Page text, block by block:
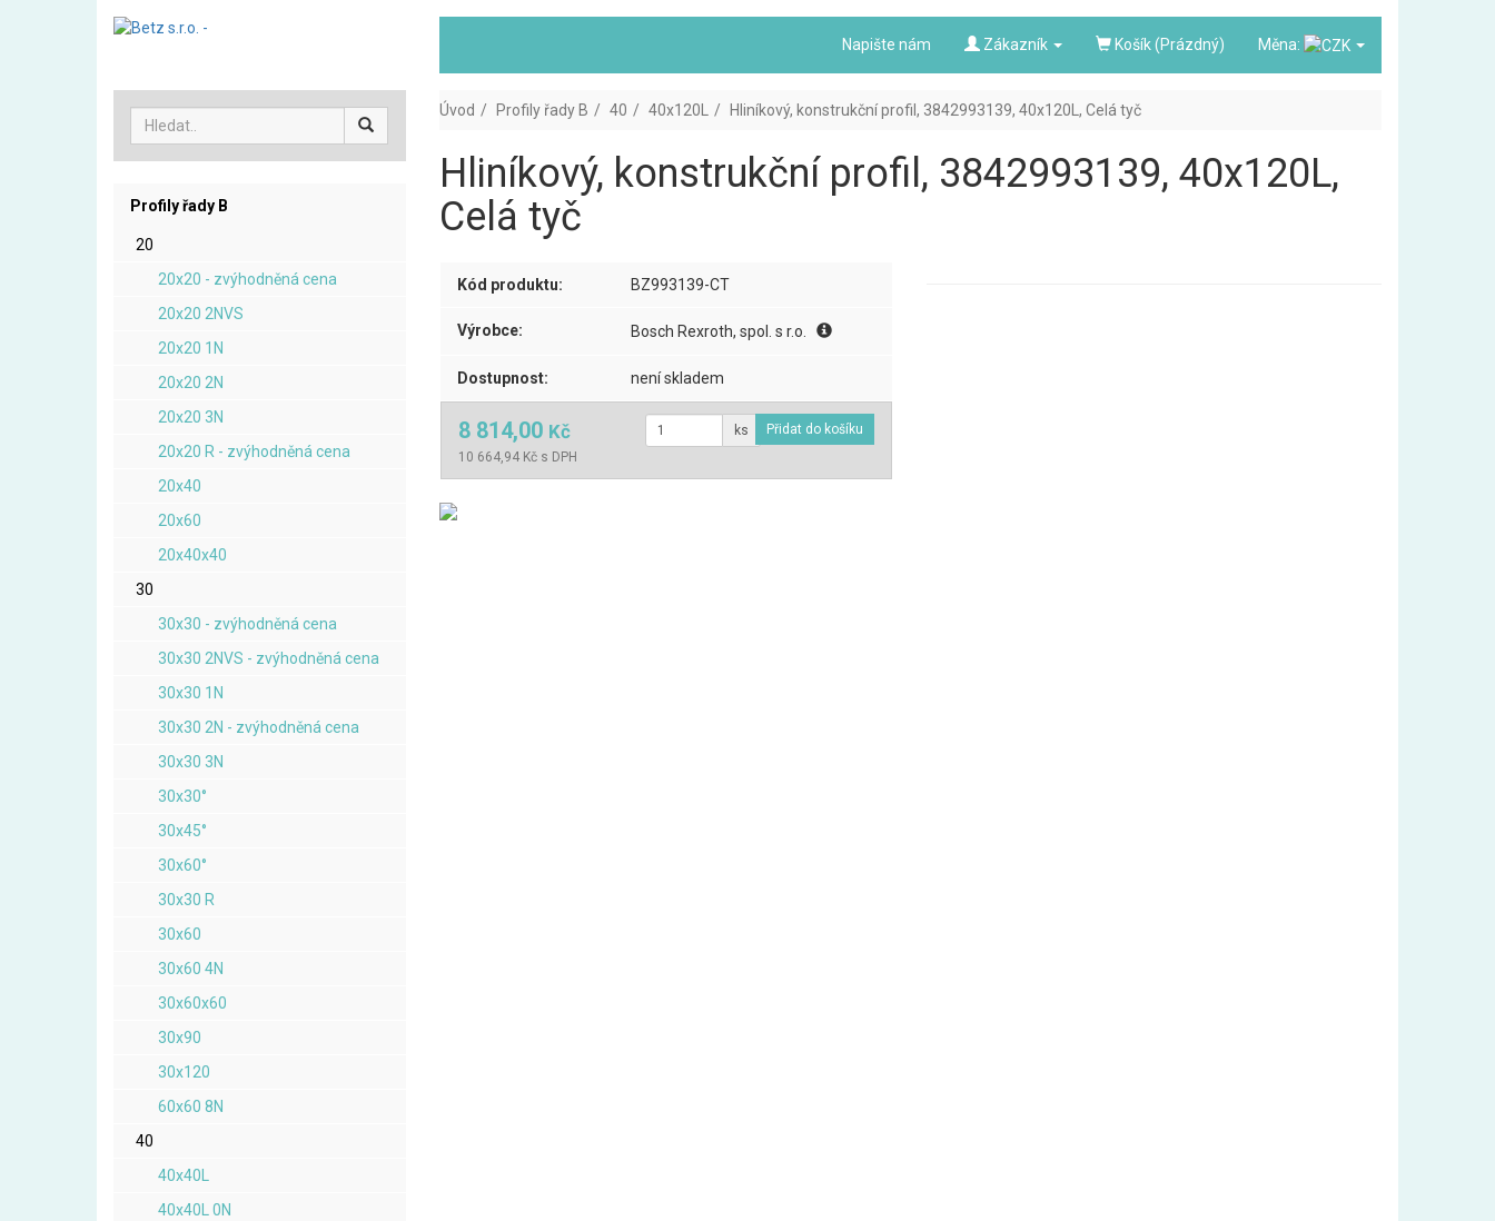
Napište nám Zákazník Košík (Prázdný) Měna:
Profily řady B
20
20x20 - zvýhodněná cena
20x20 2NVS
20x20 1N
20x20 2N
20x20 3N
20x20 R - zvýhodněná cena
20x40
20x60
20x40x40
30
30x30 - zvýhodněná cena
30x30 2NVS - zvýhodněná cena
30x30 1N
30x30 2N - zvýhodněná cena
30x30 3N
30x30°
30x45°
30x60°
30x30 R
30x60
30x60 4N
30x60x60
30x90
30x120
60x60 8N
40
40x40L
40x40L 0N
Úvod Profily řady B 40 40x120L Hliníkový, konstrukční profil, 3842993139, 40x120L, Celá tyč
Hliníkový, konstrukční profil, 3842993139, 40x120L,
Celá tyč
Kód produktu: BZ993139-CT
Výrobce: Bosch Rexroth, spol. s r.o.
Dostupnost: není skladem
8 814,00 Kč
10 664,94 Kč s DPH
ks